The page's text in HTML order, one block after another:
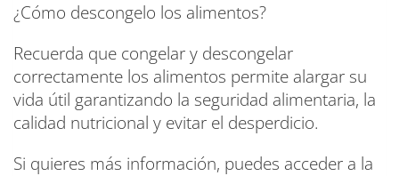
¿Cómo descongelo los alimentos?
Recuerda que congelar y descongelar
correctamente los alimentos permite alargar su
vida útil garantizando la seguridad alimentaria, la
calidad nutricional y evitar el desperdicio.
Si quieres más información, puedes acceder a la